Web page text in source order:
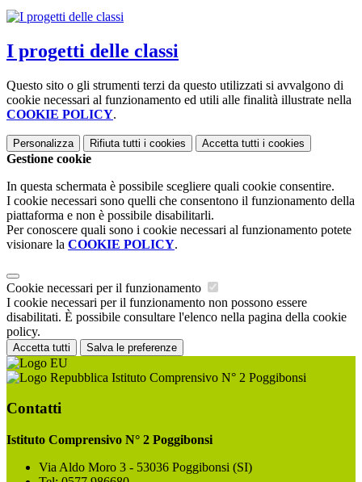
I progetti delle classi
Questo sito o gli strumenti terzi da questo utilizzati si avvalgono di
cookie necessari al funzionamento ed utili alle finalità illustrate nella
COOKIE POLICY.
Personalizza Rifiuta tutti i cookies Accetta tutti i cookies
Gestione cookie
In questa schermata è possibile scegliere quali cookie consentire.
I cookie necessari sono quelli che consentono il funzionamento della
piattaforma e non è possibile disabilitarli.
Per conoscere quali sono i cookie necessari al funzionamento potete
visionare la COOKIE POLICY.
Cookie necessari per il funzionamento
I cookie necessari per il funzionamento non possono essere
disabilitati. È possibile consultare l'elenco nella pagina della cookie
policy.
Accetta tutti Salva le preferenze
Istituto Comprensivo N° 2 Poggibonsi
Contatti
Istituto Comprensivo N° 2 Poggibonsi
Via Aldo Moro 3 - 53036 Poggibonsi (SI)